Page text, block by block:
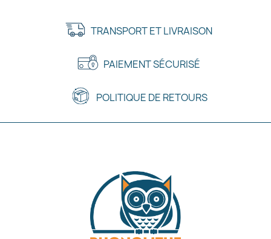
TRANSPORT ET LIVRAISON
PAIEMENT SÉCURISÉ
POLITIQUE DE RETOURS